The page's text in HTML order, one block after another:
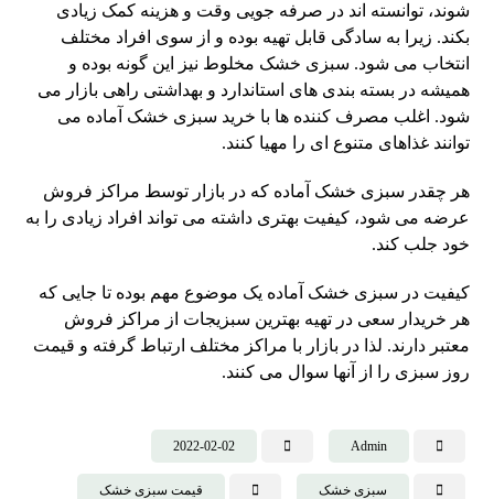
شوند، توانسته اند در صرفه جویی وقت و هزینه کمک زیادی
بکند. زیرا به سادگی قابل تهیه بوده و از سوی افراد مختلف
انتخاب می شود. سبزی خشک مخلوط نیز این گونه بوده و
همیشه در بسته بندی های استاندارد و بهداشتی راهی بازار می
شود. اغلب مصرف کننده ها با خرید سبزی خشک آماده می
توانند غذاهای متنوع ای را مهیا کنند.
هر چقدر سبزی خشک آماده که در بازار توسط مراکز فروش
عرضه می شود، کیفیت بهتری داشته می تواند افراد زیادی را به
خود جلب کند.
کیفیت در سبزی خشک آماده یک موضوع مهم بوده تا جایی که
هر خریدار سعی در تهیه بهترین سبزیجات از مراکز فروش
معتبر دارند. لذا در بازار با مراکز مختلف ارتباط گرفته و قیمت
روز سبزی را از آنها سوال می کنند.
Admin
2022-02-02
سبزی خشک قیمت سبزی خشک